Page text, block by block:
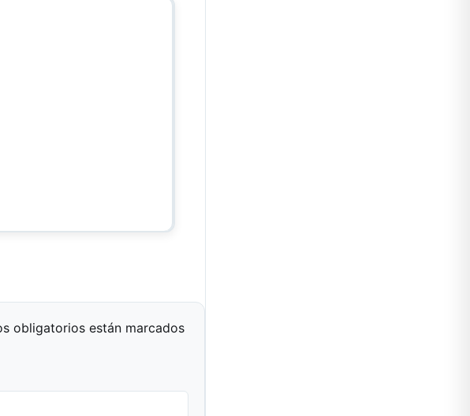
obligatorios están marcados